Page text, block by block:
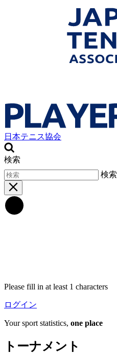
日本テニス協会
検索
検索
Please fill in at least 1 characters
ログイン
Your sport statistics, one place
トーナメント